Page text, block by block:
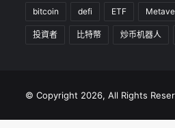
bitcoin defi ETF
投資者 比特幣 炒币机器人
© Copyright 2026, All Rights